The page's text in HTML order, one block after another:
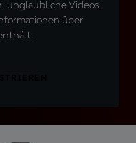
unglaubliche Videos
über